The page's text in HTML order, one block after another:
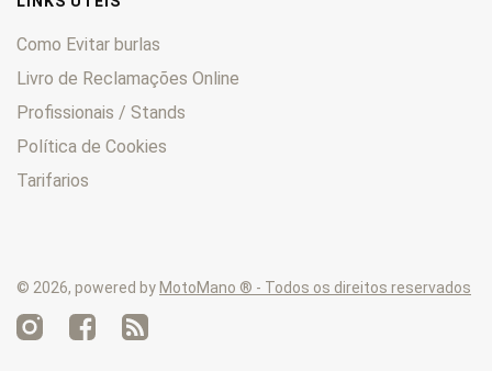
Como Evitar burlas
Livro de Reclamações Online
Profissionais / Stands
Política de Cookies
Tarifarios
© 2026, powered by MotoMano ® - Todos os direitos reservados